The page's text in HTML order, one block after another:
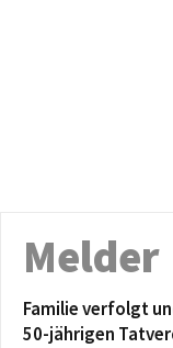
Melder
Familie verfolgt
50-jährigen